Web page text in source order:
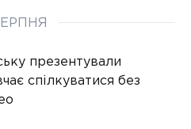
презентували
спілкуватися без